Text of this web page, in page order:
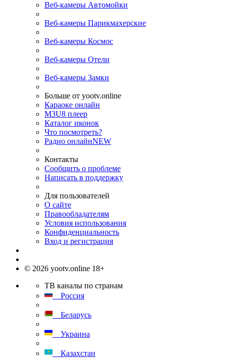
Веб-камеры Автомойки
Веб-камеры Парикмахерские
Веб-камеры Космос
Веб-камеры Отели
Веб-камеры Замки
Больше от yootv.online
Караоке онлайн
M3U8 плеер
Каталог иконок
Что посмотреть?
Радио онлайнNEW
Контакты
Сообщить о проблеме
Написать в поддержку
Для пользователей
О сайте
Правообладателям
Условия использования
Конфиденциальность
Вход и регистрация
© 2026 yootv.online 18+
ТВ каналы по странам
Россия
Беларусь
Украина
Казахстан